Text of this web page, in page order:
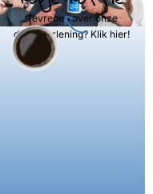
Tevreden over onze
dienstverlening? Klik hier!